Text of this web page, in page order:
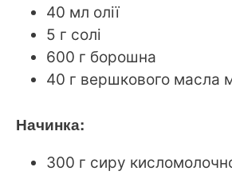
40 мл олії
5 г солі
600 г борошна
40 г вершкового масла
Начинка:
300 г сиру